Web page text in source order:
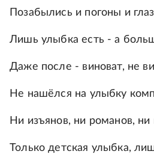
Позабылись и погоны и
Лишь улыбка есть - а
Даже после - виноват, не
Не нашёлся на улыбку
Ни изъянов, ни романов, ни
Только детская улыбка,